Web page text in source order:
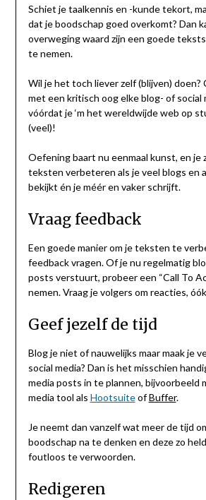
Schiet je taalkennis en -kunde tekort,
dat je boodschap goed overkomt? Dan
overweging waard zijn een goede
te nemen.
Wil je het toch liever zelf (blijven) doen?
met een kritisch oog elke blog- of social
vóórdat je ‘m het wereldwijde web op
(veel)!
Oefening baart nu eenmaal kunst, en je
teksten verbeteren als je veel blogs en
bekijkt én je méér en vaker schrijft.
Vraag feedback
Een goede manier om je teksten te
feedback vragen. Of je nu regelmatig
posts verstuurt, probeer een “Call To
nemen. Vraag je volgers om reacties,
Geef jezelf de tijd
Blog je niet of nauwelijks maar maak je
social media? Dan is het misschien
media posts in te plannen, bijvoorbeeld
media tool als HootsuiteofBuffer.
Je neemt dan vanzelf wat meer de tijd
boodschap na te denken en deze zo
foutloos te verwoorden.
Redigeren